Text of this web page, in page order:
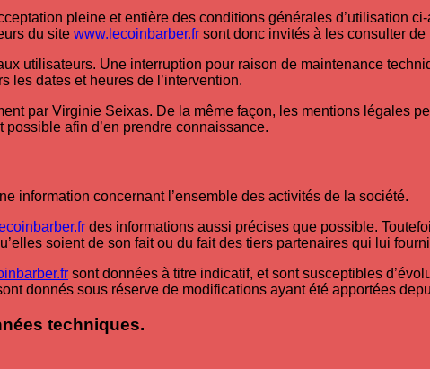
pleine et entière des conditions générales d’utilisation
du site www.lecoinbarber.fr sont donc invités à les consulter
utilisateurs. Une interruption pour raison de maintenance
les dates et heures de l’intervention.
par Virginie Seixas. De la même façon, les mentions légales
possible afin d’en prendre connaissance.
information concernant l’ensemble des activités de la société.
des informations aussi précises que possible.
soient de son fait ou du fait des tiers partenaires qui lui
sont données à titre indicatif, et sont susceptibles
donnés sous réserve de modifications ayant été apportées
techniques.